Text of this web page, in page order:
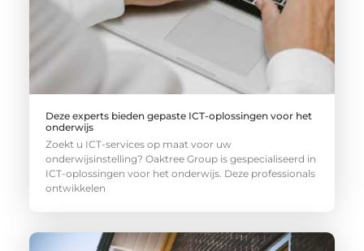
Deze experts bieden gepaste ICT-oplossingen voor het
onderwijs
Zoekt u ICT-services op maat voor uw
onderwijsinstelling? Oaktree Group is gespecialiseerd in
ICT-oplossingen voor het onderwijs. Deze professionals
ontwikkelen